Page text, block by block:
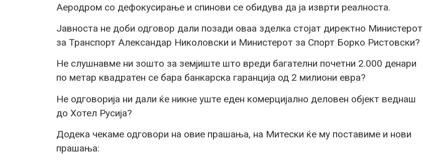
Аеродром со дефокусирање и спинови се обидува да ја изврти реалноста.
Јавноста не доби одговор дали позади оваа зделка стојат директно Министерот
за Транспорт Александар Николовски и Министерот за Спорт Борко Ристовски?
Не слушнавме ни зошто за земјиште што вреди багателни почетни 2.000 денари
по метар квадратен се бара банкарска гаранција од 2 милиони евра?
Не одговорија ни дали ќе никне уште еден комерцијално деловен објект веднаш
до Хотел Русија?
Додека чекаме одговори на овие прашања, на Митески ќе му поставиме и нови
прашања: